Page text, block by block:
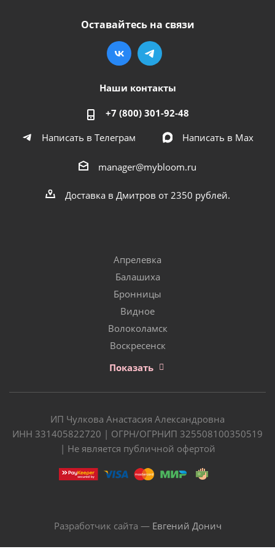
Оставайтесь на связи
Наши контакты
+7 (800) 301-92-48
Написать в Телеграм
Написать в Мах
manager@mybloom.ru
Доставка в Дмитров от 2350 рублей.
Апрелевка
Балашиха
Бронницы
Видное
Волоколамск
Воскресенск
Показать
ИП Чулкова Анастасия Александровна
ИНН 331405822720 | ОГРН/ОГРНИП 325508100350519
| Не является публичной офертой
Разработчик сайта — Евгений Донич